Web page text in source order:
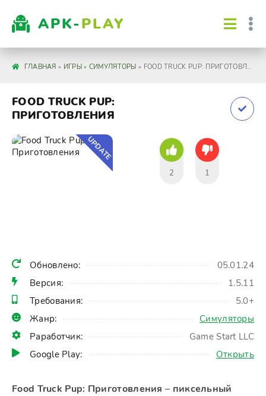
APK-PLAY
ГЛАВНАЯ » ИГРЫ» СИМУЛЯТОРЫ » FOOD TRUCK PUP: ПРИГОТОВЛЕНИЯ
FOOD TRUCK PUP:
ПРИГОТОВЛЕНИЯ
Обновлено:
05.01.24
Версия:
1.5.11
Требования:
5.0+
Жанр:
Симуляторы
Раработчик:
Game Start LLC
Google Play:
Открыть
UPDATE
2 1
Food Truck Pup: Приготовления – пиксельный